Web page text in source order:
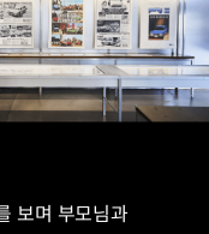
보며 부모님과